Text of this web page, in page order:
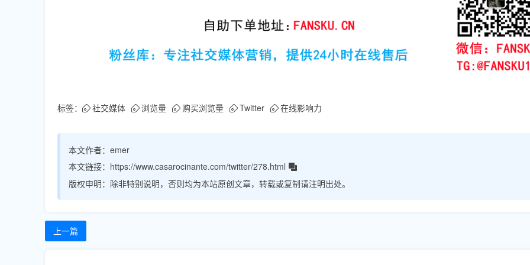
标签： 社交媒体 浏览量 购买浏览量 Twitter 在线影响力
本文作者： emer
本文链接： https://www.casarocinante.com/twitter/278.html
版权申明： 除非特别说明，否则均为本站原创文章，转载或复制请注明出处。
上一篇